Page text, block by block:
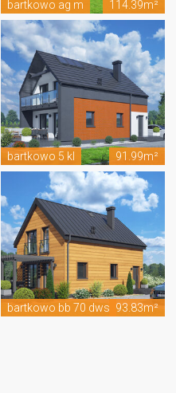
bartkowo ag m 114.39m²
bartkowo 5 kl 91.99m²
bartkowo bb 70 dws 93.83m²